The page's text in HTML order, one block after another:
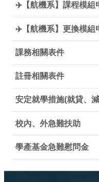
✈️【航機系】課程模組
✈️【航機系】更換模組
課務相關表件
註冊相關表件
安定就學措施(就貸、
校內、外急難扶助
學產基金急難慰問金